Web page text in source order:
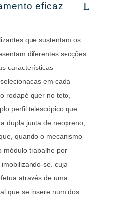
eficaz
que sustentam os
diferentes secções
características
em cada
rodapé quer no teto,
perfil telescópico que
dupla junta de neopreno,
quando o mecanismo
módulo trabalhe por
se, cuja
através de uma
que se insere num dos